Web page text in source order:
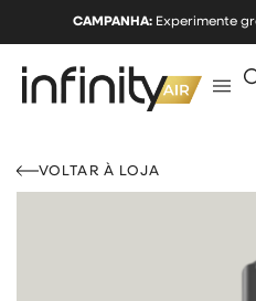
CAMPANHA: Experimente
VOLTAR À LOJA